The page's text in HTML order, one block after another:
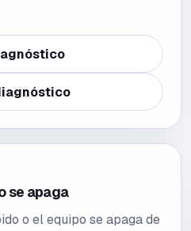
se apaga
o el equipo se apaga de